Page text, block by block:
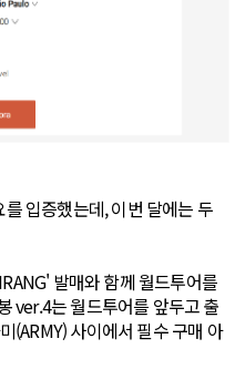
입증했는데, 이번 달에는 두
발매와 함께 월드투어를
ver.4는 월드투어를 앞두고 출
(ARMY) 사이에서 필수 구매 아